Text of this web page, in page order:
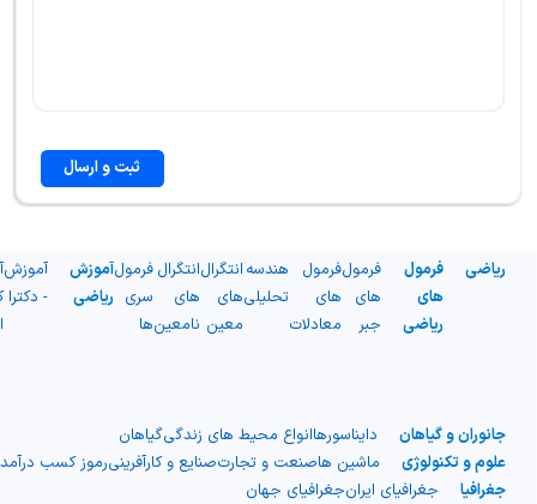
ثبت و ارسال
ریاضی
فرمول
های
ریاضی
فرمول
های
جبر
فرمول
های
معادلات
هندسه
تحلیلی
انتگرال
های
معین
انتگرال
های
نامعین
فرمول
سری
ها
آموزش
ریاضی
آموزش
- دکترا
جانوران و گیاهان دایناسورهاانواع محیط های زندگیگیاهان
علوم و تکنولوژی
ماشین هاصنعت و تجارتصنایع و کارآفرینیرموز کسب درآمد
جغرافیا
جغرافیای ایرانجغرافیای جهان